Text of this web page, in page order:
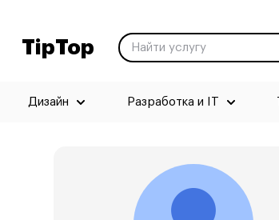
TipTop
Дизайн Разработка и IT